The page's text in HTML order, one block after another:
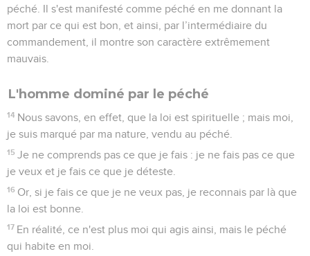
péché. Il s'est manifesté comme péché en me donnant la
mort par ce qui est bon, et ainsi, par l’intermédiaire du
commandement, il montre son caractère extrêmement
mauvais.
L'homme dominé par le péché
14 Nous savons, en effet, que la loi est spirituelle ; mais moi,
je suis marqué par ma nature, vendu au péché.
15 Je ne comprends pas ce que je fais : je ne fais pas ce que
je veux et je fais ce que je déteste.
16 Or, si je fais ce que je ne veux pas, je reconnais par là que
la loi est bonne.
17 En réalité, ce n'est plus moi qui agis ainsi, mais le péché
qui habite en moi.